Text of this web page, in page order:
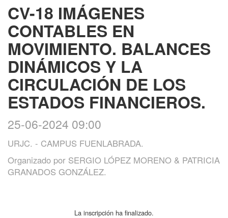
CV-18 IMÁGENES
CONTABLES EN
MOVIMIENTO. BALANCES
DINÁMICOS Y LA
CIRCULACIÓN DE LOS
ESTADOS FINANCIEROS.
25-06-2024 09:00
URJC. - CAMPUS FUENLABRADA.
Organizado por SERGIO LÓPEZ MORENO & PATRICIA
GRANADOS GONZÁLEZ.
La inscripción ha finalizado.